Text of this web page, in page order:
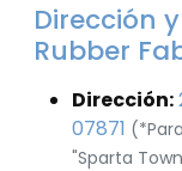
Dirección
Rubber
Dirección:
07871
"Sparta